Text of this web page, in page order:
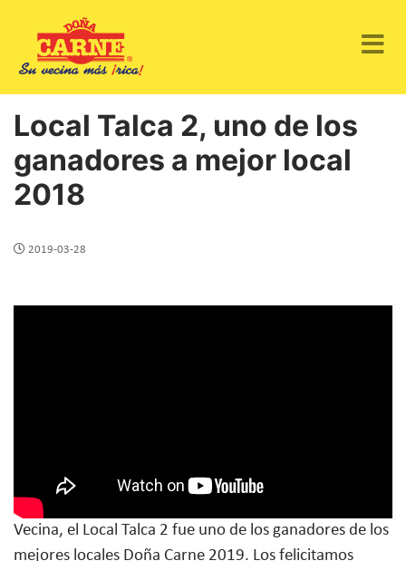
Local Talca 2, uno de los
ganadores a mejor local
2018
2019-03-28
Vecina, el Local Talca 2 fue uno de los ganadores de los
mejores locales Doña Carne 2019. Los felicitamos